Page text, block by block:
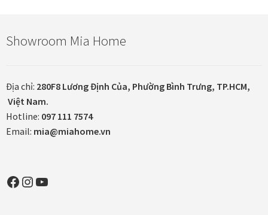
Tranh ánh kim Collection
Tranh sơn mài Thư Pháp
Trống Đồng Collection
Showroom Mia Home
Địa chỉ: 280F8 Lương Định Của, Phường Bình Trưng, TP.HCM,
Việt Nam.
Hotline: 097 111 7574
Email: mia@miahome.vn
Facebook
Instagram
YouTube